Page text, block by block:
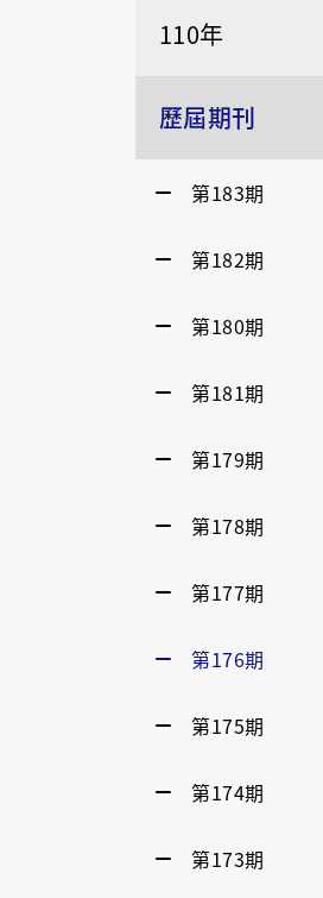
110年
歷屆期刊
第183期
第182期
第180期
第181期
第179期
第178期
第177期
第176期
第175期
第174期
第173期